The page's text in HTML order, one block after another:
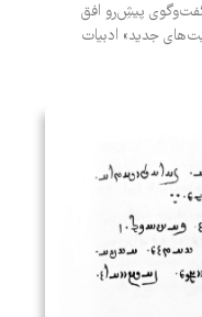
گفت‌وگوی پیشِ‌رو افق‌
جدید» ادبیات